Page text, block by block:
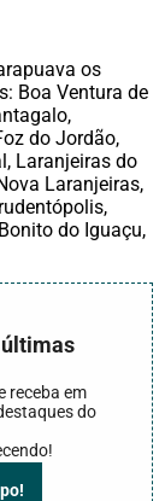
os
Boa Ventura de
do Jordão,
Laranjeiras do
Laranjeiras,
do Iguaçu,
receba em
do